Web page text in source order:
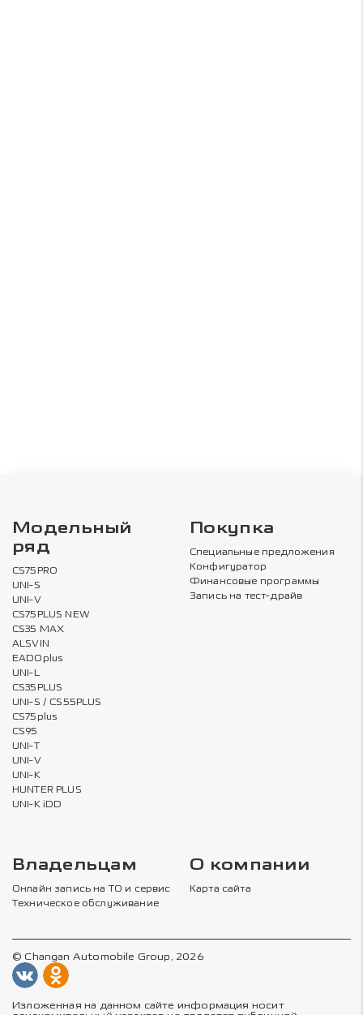
Модельный
ряд
CS75PRO
UNI-S
UNI-V
CS75PLUS NEW
CS35 MAX
ALSVIN
EADOplus
UNI-L
CS35PLUS
UNI-S / CS55PLUS
CS75plus
CS95
UNI-T
UNI-V
UNI-K
HUNTER PLUS
UNI-K iDD
Покупка
Специальные предложения
Конфигуратор
Финансовые программы
Запись на тест-драйв
Владельцам
Онлайн запись на ТО и сервис
Техническое обслуживание
О компании
Карта сайта
© Changan Automobile Group, 2026
Изложенная на данном сайте информация носит